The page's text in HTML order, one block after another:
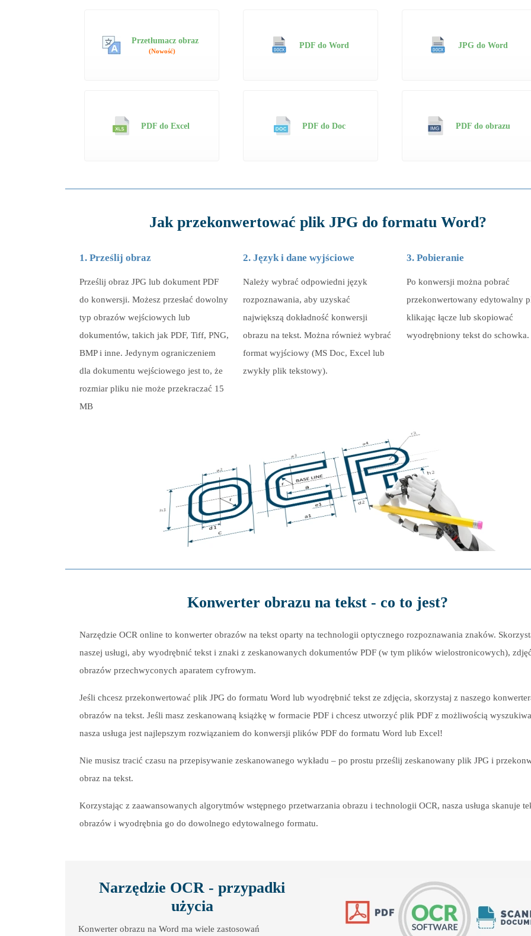
Przetłumacz obraz
(Nowość)
PDF do Word JPG do Word
PDF do Excel PDF do Doc PDF do obrazu
Jak przekonwertować plik JPG do formatu Word?
1. Prześlij obraz
Prześlij obraz JPG lub dokument PDF
do konwersji. Możesz przesłać dowolny
typ obrazów wejściowych lub
dokumentów, takich jak PDF, Tiff, PNG,
BMP i inne. Jedynym ograniczeniem
dla dokumentu wejściowego jest to, że
rozmiar pliku nie może przekraczać 15
MB
2. Język i dane wyjściowe
Należy wybrać odpowiedni język
rozpoznawania, aby uzyskać
największą dokładność konwersji
obrazu na tekst. Można również wybrać
format wyjściowy (MS Doc, Excel lub
zwykły plik tekstowy).
3. Pobieranie
Po konwersji można pobrać
przekonwertowany edytowalny
klikając łącze lub skopiować
wyodrębniony tekst do schowka.
Konwerter obrazu na tekst - co to jest?
Narzędzie OCR online to konwerter obrazów na tekst oparty na technologii optycznego rozpoznawania znaków.
naszej usługi, aby wyodrębnić tekst i znaki z zeskanowanych dokumentów PDF (w tym plików wielostronicowych),
obrazów przechwyconych aparatem cyfrowym.
Jeśli chcesz przekonwertować plik JPG do formatu Word lub wyodrębnić tekst ze zdjęcia, skorzystaj z naszego
obrazów na tekst. Jeśli masz zeskanowaną książkę w formacie PDF i chcesz utworzyć plik PDF z możliwością
nasza usługa jest najlepszym rozwiązaniem do konwersji plików PDF do formatu Word lub Excel!
Nie musisz tracić czasu na przepisywanie zeskanowanego wykładu – po prostu prześlij zeskanowany plik JPG i
obraz na tekst.
Korzystając z zaawansowanych algorytmów wstępnego przetwarzania obrazu i technologii OCR, nasza usługa skanuje
obrazów i wyodrębnia go do dowolnego edytowalnego formatu.
Narzędzie OCR - przypadki
użycia
Konwerter obrazu na Word ma wiele zastosowań